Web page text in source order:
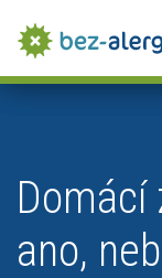
Domácí
ano,